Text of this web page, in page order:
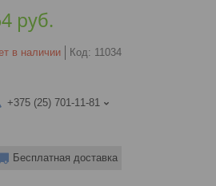
руб.
в наличии Код: 11034
+375 (25) 701-11-81
Бесплатная доставка